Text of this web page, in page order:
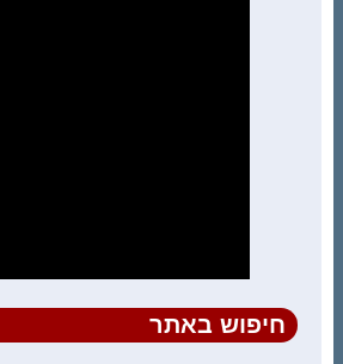
חיפוש באתר